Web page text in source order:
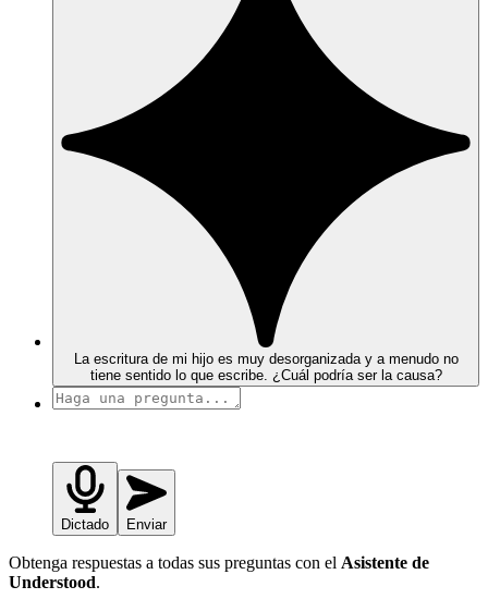
La escritura de mi hijo es muy desorganizada y a menudo no
tiene sentido lo que escribe. ¿Cuál podría ser la causa?
Dictado Enviar
Obtenga respuestas a todas sus preguntas con el Asistente de
Understood.